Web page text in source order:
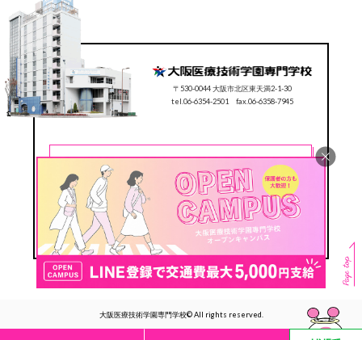
〒530-0044 大阪市北区東天満2-1-30
tel.06-6354-2501 fax.06-6358-7945
CONTACT
0120-78-2501
Follow us #ocmt
大阪医療技術学園専門学校© All rights reserved.